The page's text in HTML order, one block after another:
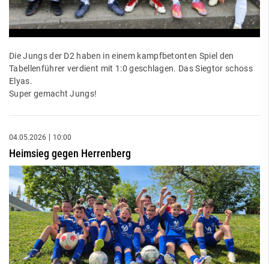
Die Jungs der D2 haben in einem kampfbetonten Spiel den
Tabellenführer verdient mit 1:0 geschlagen. Das Siegtor schoss
Elyas.
Super gemacht Jungs!
04.05.2026 10:00
Heimsieg gegen Herrenberg